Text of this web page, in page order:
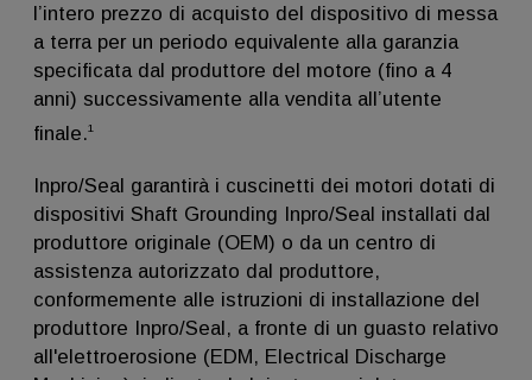
l’intero prezzo di acquisto del dispositivo di messa
a terra per un periodo equivalente alla garanzia
specificata dal produttore del motore (fino a 4
anni) successivamente alla vendita all’utente
finale.1
Inpro/Seal garantirà i cuscinetti dei motori dotati di
dispositivi Shaft Grounding Inpro/Seal installati dal
produttore originale (OEM) o da un centro di
assistenza autorizzato dal produttore,
conformemente alle istruzioni di installazione del
produttore Inpro/Seal, a fronte di un guasto relativo
all'elettroerosione (EDM, Electrical Discharge